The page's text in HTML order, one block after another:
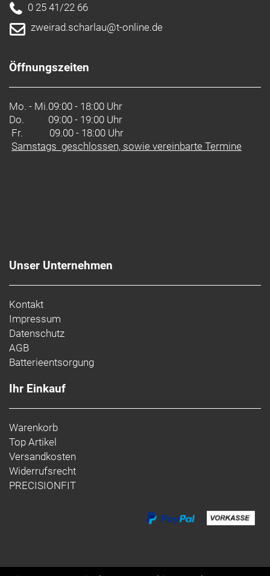
0 25 41/22 66
zweirad.scharlau@t-online.de
Öffnungszeiten
Mo. - Mi.09:00 - 18:00 Uhr
Do.
09:00 - 19:00 Uhr
Fr. 09.00 - 18:00 Uhr
Samstags geschlossen, sowie vereinbarte Termine
Unser Unternehmen
Kontakt
Impressum
Datenschutz
AGB
Batterieentsorgung
Ihr Einkauf
Warenkorb
Top Artikel
Versandkosten
Widerrufsrecht
PRECISIONFIT